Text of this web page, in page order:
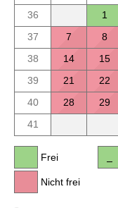
36
1
37
7 8
38
14 15
39
21 22
40
28 29
41
Frei
Nicht frei